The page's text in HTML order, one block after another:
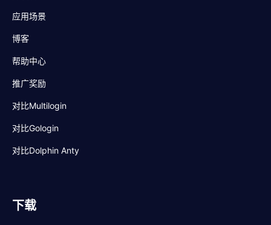
应用场景
博客
帮助中心
推广奖励
对比Multilogin
对比Gologin
对比Dolphin Anty
下载